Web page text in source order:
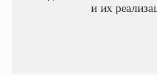
и их